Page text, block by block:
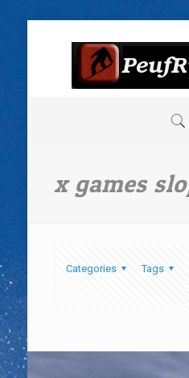
x games
Categories Tags